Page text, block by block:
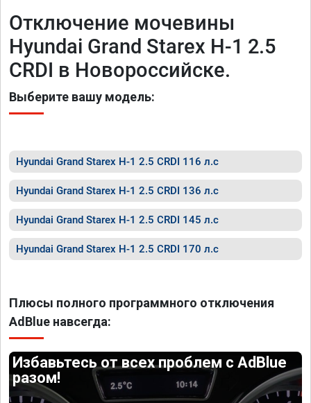
Отключение мочевины
Hyundai Grand Starex H-1 2.5
CRDI в Новороссийске.
Выберите вашу модель:
Hyundai Grand Starex H-1 2.5 CRDI 116 л.с
Hyundai Grand Starex H-1 2.5 CRDI 136 л.с
Hyundai Grand Starex H-1 2.5 CRDI 145 л.с
Hyundai Grand Starex H-1 2.5 CRDI 170 л.с
Плюсы полного программного отключения
AdBlue навсегда:
Избавьтесь от всех проблем с AdBlue
разом!